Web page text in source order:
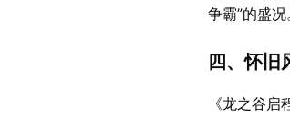
争霸”的盛况
四、怀旧
《龙之谷